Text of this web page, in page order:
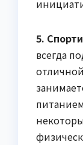
5.
всегда